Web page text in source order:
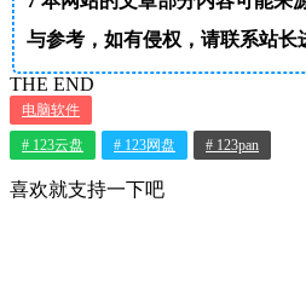
与参考，如有侵权，请联系站长
THE END
电脑软件
# 123云盘 # 123网盘 # 123pan
喜欢就支持一下吧